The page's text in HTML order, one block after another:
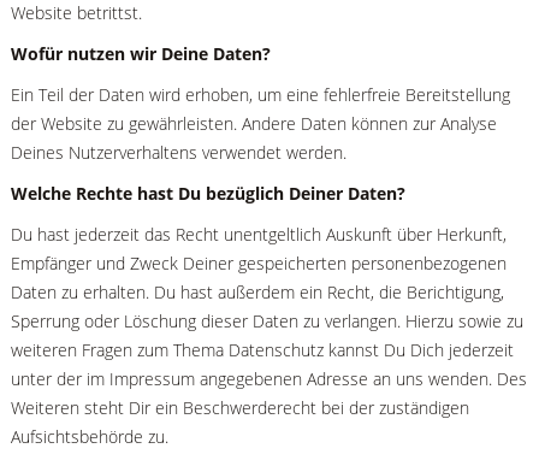
Website betrittst.
Wofür nutzen wir Deine Daten?
Ein Teil der Daten wird erhoben, um eine fehlerfreie Bereitstellung
der Website zu gewährleisten. Andere Daten können zur Analyse
Deines Nutzerverhaltens verwendet werden.
Welche Rechte hast Du bezüglich Deiner Daten?
Du hast jederzeit das Recht unentgeltlich Auskunft über Herkunft,
Empfänger und Zweck Deiner gespeicherten personenbezogenen
Daten zu erhalten. Du hast außerdem ein Recht, die Berichtigung,
Sperrung oder Löschung dieser Daten zu verlangen. Hierzu sowie zu
weiteren Fragen zum Thema Datenschutz kannst Du Dich jederzeit
unter der im Impressum angegebenen Adresse an uns wenden. Des
Weiteren steht Dir ein Beschwerderecht bei der zuständigen
Aufsichtsbehörde zu.